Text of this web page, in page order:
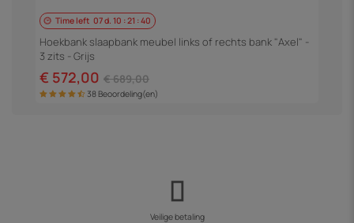
Time left 07d. 10 :21 :40
Hoekbank slaapbank meubel links of rechts bank "Axel" -
3 zits - Grijs
€ 572,00 € 689,00
38 Beoordeling(en)
Veilige betaling